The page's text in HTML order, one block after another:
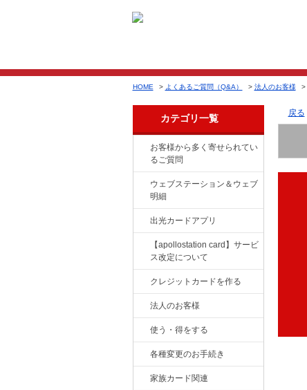
HOME > よくあるご質問（Q&A） > 法人のお客様 >
カテゴリ一覧
お客様から多く寄せられてい
るご質問
ウェブステーション＆ウェブ
明細
出光カードアプリ
【apollostation card】サービ
ス改定について
クレジットカードを作る
法人のお客様
使う・得をする
各種変更のお手続き
家族カード関連
戻る